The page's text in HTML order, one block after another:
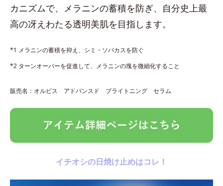
カニズムで、メラニンの蓄積を防ぎ、自分史上最
高の冴えわたる透明美肌を目指します。
*1 メラニンの蓄積を抑え、シミ・ソバカスを防ぐ
*2 ターンオーバーを促進して、メラニンの塊を微細化すること
販売名：オルビス アドバンスド ブライトニング セラム
イチオシの日焼け止めはコレ！